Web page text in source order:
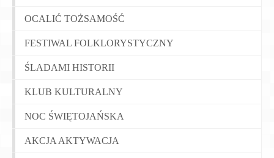
OCALIĆ TOŻSAMOŚĆ
FESTIWAL FOLKLORYSTYCZNY
ŚLADAMI HISTORII
KLUB KULTURALNY
NOC ŚWIĘTOJAŃSKA
AKCJA AKTYWACJA